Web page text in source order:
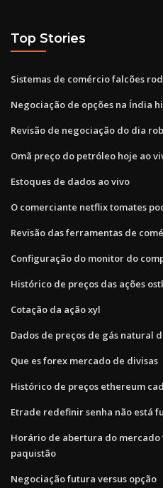
Top Stories
Sistemas de comércio falcões
Negociação de opções na Índia
Revisão de negociação do dia
Omã preço do petróleo hoje ao
Estoques de dados ao vivo
O comerciante netflix tomates
Revisão das ferramentas de
Configuração do monitor do
Histórico de preços das ações
Cotação da ação xyl
Dados de preços de gás natural
Que es forex mercado de divisas
Histórico de preços ethereum cad
Etrade redefinir senha não está
Horário de abertura do
paquistão
Negociação futura versus opção